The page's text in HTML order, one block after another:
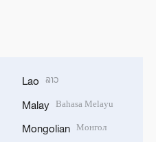
Lao ລາວ
Malay Bahasa Melayu
Mongolian Монгол